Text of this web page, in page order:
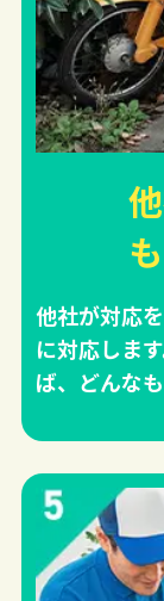
他社が対応
に対応しま
ば、どんな